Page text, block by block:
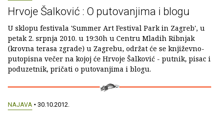
Hrvoje Šalković : O putovanjima i blogu
U sklopu festivala 'Summer Art Festival Park in Zagreb', u
petak 2. srpnja 2010. u 19:30h u Centru Mladih Ribnjak
(krovna terasa zgrade) u Zagrebu, održat će se književno-
putopisna večer na kojoj će Hrvoje Šalković - putnik, pisac i
poduzetnik, pričati o putovanjima i blogu.
NAJAVA • 30.10.2012.